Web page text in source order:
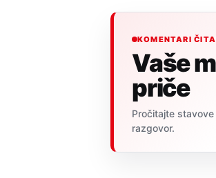
KOMENTARI
Vaše
priče
Pročitajte
razgovor.